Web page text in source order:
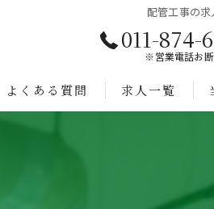
配管工事の
011-874-
※営業電話お
よくある質問 求人一覧